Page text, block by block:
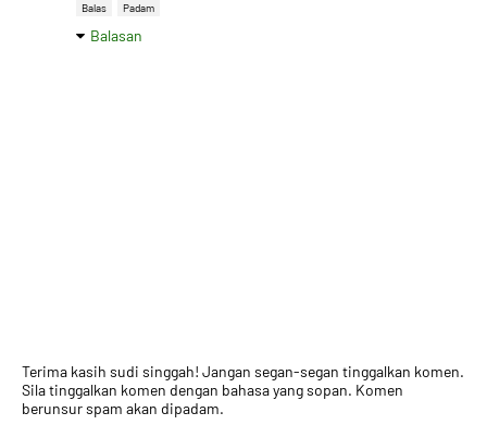
Balas Padam
Balasan
Terima kasih sudi singgah! Jangan segan-segan tinggalkan komen.
Sila tinggalkan komen dengan bahasa yang sopan. Komen
berunsur spam akan dipadam.